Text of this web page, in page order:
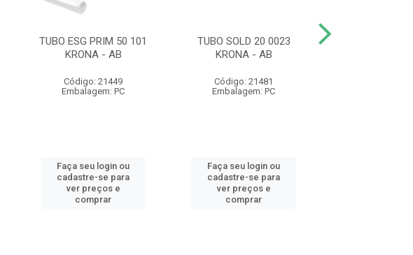
TUBO ESG PRIM 50 101
KRONA - AB
Código: 21449
Embalagem: PC
Faça seu login ou
cadastre-se para
ver preços e
comprar
TUBO SOLD 20 0023
KRONA - AB
Código: 21481
Embalagem: PC
Faça seu login ou
cadastre-se para
ver preços e
comprar